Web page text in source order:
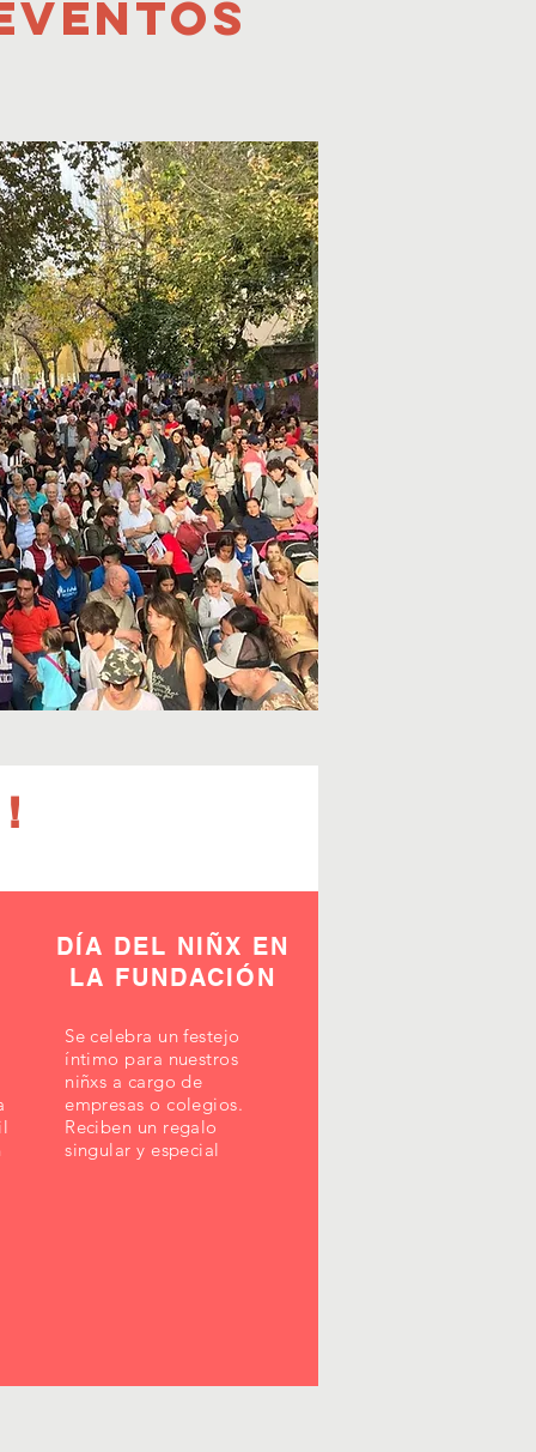
DÍA DEL NIÑX EN
LA FUNDACIÓN
Se celebra un festejo
íntimo para nuestros
niñxs a cargo de
empresas o colegios.
Reciben un regalo
singular y especial